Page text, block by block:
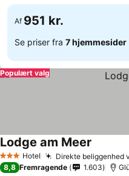
Af 951 kr.
Se priser fra 7 hjemmesider
Populært valg
3 StjernerHotel Direkte beliggenhed
Lodge am Meer
8,8 Fremragende 1.603